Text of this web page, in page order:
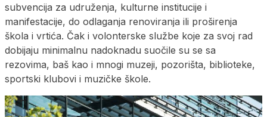
subvencija za udruženja, kulturne institucije i
manifestacije, do odlaganja renoviranja ili proširenja
škola i vrtića. Čak i volonterske službe koje za svoj rad
dobijaju minimalnu nadoknadu suočile su se sa
rezovima, baš kao i mnogi muzeji, pozorišta, biblioteke,
sportski klubovi i muzičke škole.